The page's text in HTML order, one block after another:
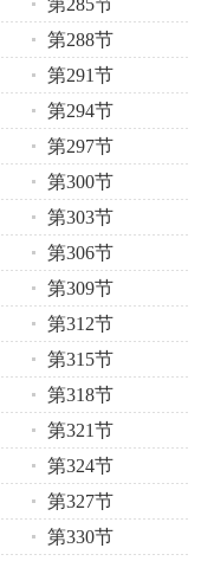
第285节
第288节
第291节
第294节
第297节
第300节
第303节
第306节
第309节
第312节
第315节
第318节
第321节
第324节
第327节
第330节